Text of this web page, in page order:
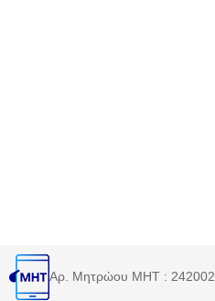
Αρ. Μητρώου MHT : 242002